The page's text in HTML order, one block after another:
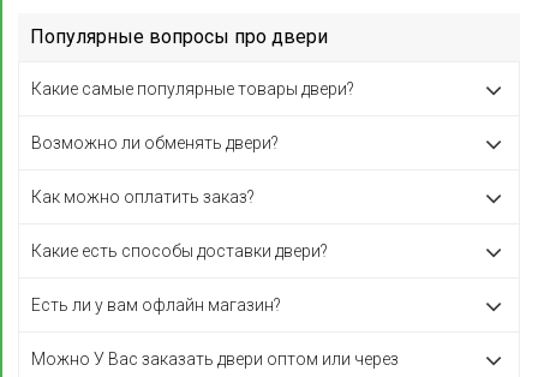
Популярные вопросы про двери
Какие самые популярные товары двери?
Возможно ли обменять двери?
Как можно оплатить заказ?
Какие есть способы доставки двери?
Есть ли у вам офлайн магазин?
Можно У Вас заказать двери оптом или через